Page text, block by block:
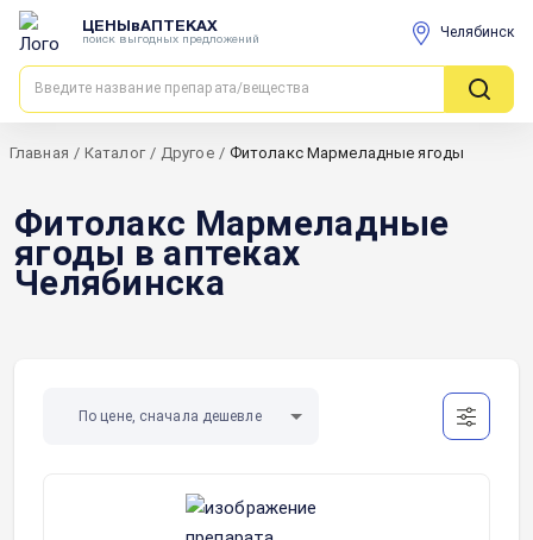
ЦЕНЫвАПТЕКАХ
поиск выгодных предложений Челябинск
Главная / Каталог / Другое / Фитолакс Мармеладные ягоды
Фитолакс Мармеладные
ягоды в аптеках
Челябинска
По цене, сначала дешевле